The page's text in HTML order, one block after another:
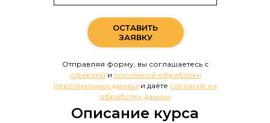
Отправляя форму, вы соглашаетесь с
офертой и политикой обработки
персональных данных и даёте согласие на
обработку данных
ОСТАВИТЬ
ЗАЯВКУ
Описание курса